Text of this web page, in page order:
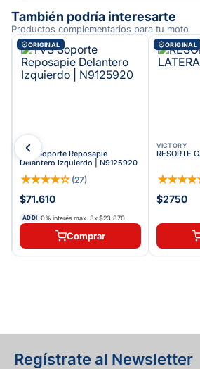
También podría interesarte
Productos complementarios para tu moto
ORIGINAL
TVS
TVS Soporte Reposapie
Delantero Izquierdo | N9125920
★★★★☆ (27)
$71.610
ADDI 0% interés max. 3x$23.870
Comprar
ORIGINAL
VICTORY
RESORTE
★★★★
$2750
Regístrate al Newsletter